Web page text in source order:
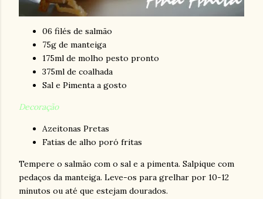
06 filés de salmão
75g de manteiga
175ml de molho pesto pronto
375ml de coalhada
Sal e Pimenta a gosto
Decoração
Azeitonas Pretas
Fatias de alho poró fritas
Tempere o salmão com o sal e a pimenta. Salpique com
pedaços da manteiga. Leve-os para grelhar por 10-12
minutos ou até que estejam dourados.